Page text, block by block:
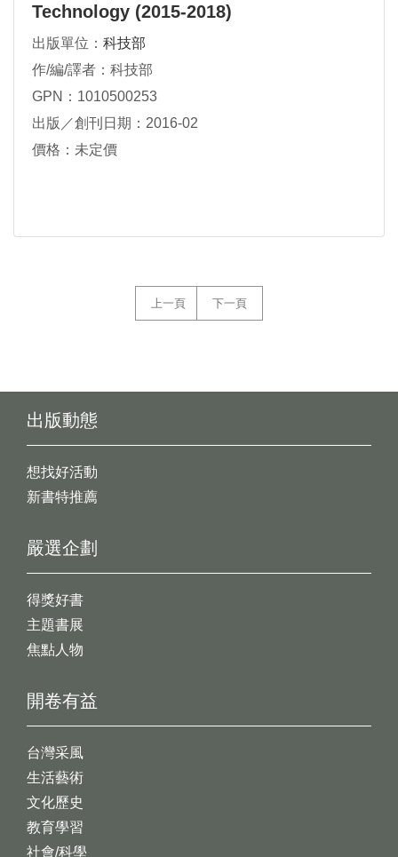
Technology (2015-2018)
出版單位： 科技部
作/編/譯者：科技部
GPN：1010500253
出版／創刊日期：2016-02
價格：未定價
上一頁 下一頁
出版動態
想找好活動
新書特推薦
開卷有益
台灣采風
生活藝術
文化歷史
教育學習
社會/科學
嚴選企劃
得獎好書
主題書展
焦點人物